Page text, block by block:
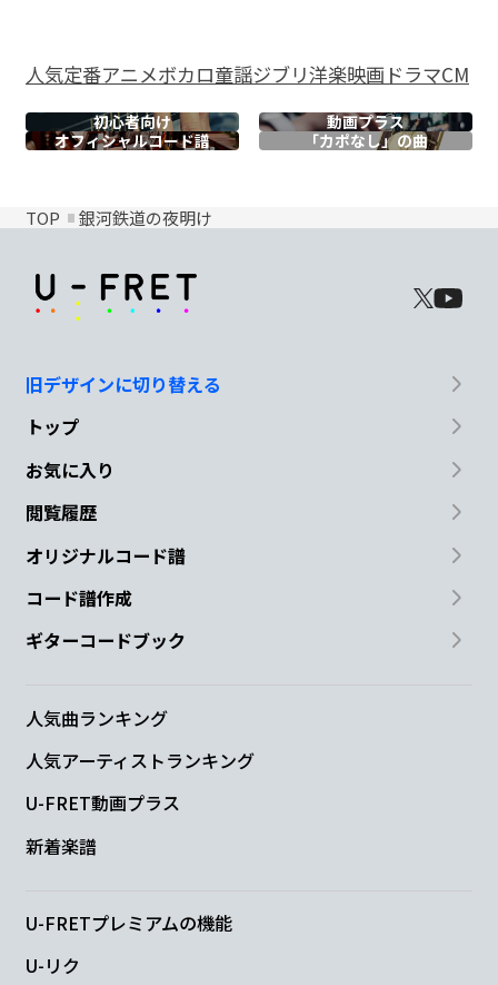
人気定番アニメボカロ童謡ジブリ洋楽映画ドラマCM
初心者向け
動画プラス
オフィシャルコード譜 「カポなし」の曲
TOP 銀河鉄道の夜明け
旧デザインに切り替える
トップ
お気に入り
閲覧履歴
オリジナルコード譜
コード譜作成
ギターコードブック
人気曲ランキング
人気アーティストランキング
U-FRET動画プラス
新着楽譜
U-FRETプレミアムの機能
U-リク